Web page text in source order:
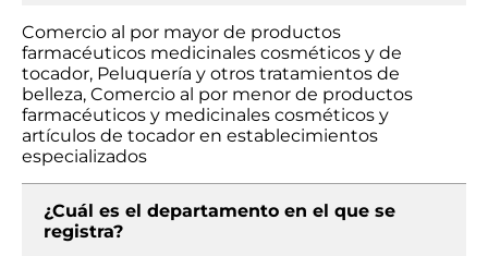
Comercio al por mayor de productos
farmacéuticos medicinales cosméticos y de
tocador, Peluquería y otros tratamientos de
belleza, Comercio al por menor de productos
farmacéuticos y medicinales cosméticos y
artículos de tocador en establecimientos
especializados
¿Cuál es el departamento en el que se
registra?